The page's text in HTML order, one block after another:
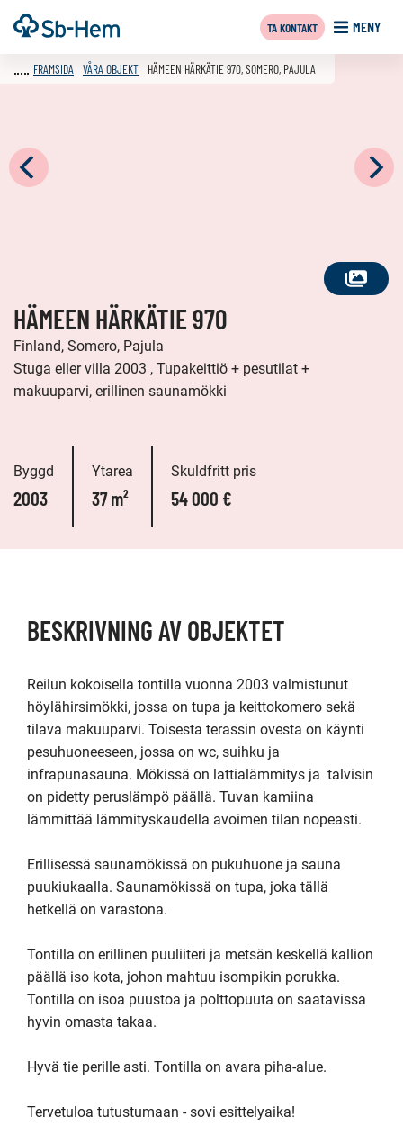
Till
innehållet
Framsida MENY
TA KONTAKT
SE
FRAMSIDA VÅRA OBJEKT HÄMEEN HÄRKÄTIE 970, SOMERO, PAJULA
HÄMEEN HÄRKÄTIE 970
Finland, Somero, Pajula
Stuga eller villa 2003 , Tupakeittiö + pesutilat +
makuuparvi, erillinen saunamökki
Byggd
2003
Ytarea
37 m²
Skuldfritt pris
54 000 €
BESKRIVNING AV OBJEKTET
Reilun kokoisella tontilla vuonna 2003 valmistunut
höylähirsimökki, jossa on tupa ja keittokomero sekä
tilava makuuparvi. Toisesta terassin ovesta on käynti
pesuhuoneeseen, jossa on wc, suihku ja
infrapunasauna. Mökissä on lattialämmitys ja  talvisin
on pidetty peruslämpö päällä. Tuvan kamiina
lämmittää lämmityskaudella avoimen tilan nopeasti.
Erillisessä saunamökissä on pukuhuone ja sauna
puukiukaalla. Saunamökissä on tupa, joka tällä
hetkellä on varastona.
Tontilla on erillinen puuliiteri ja metsän keskellä kallion
päällä iso kota, johon mahtuu isompikin porukka.
Tontilla on isoa puustoa ja polttopuuta on saatavissa
hyvin omasta takaa.
Hyvä tie perille asti. Tontilla on avara piha-alue.
Tervetuloa tutustumaan - sovi esittelyaika!